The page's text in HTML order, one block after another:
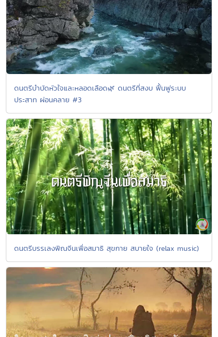
ดนตรีบำบัดหัวใจและหลอดเลือด🌿 ดนตรีที่สงบ ฟื้นฟูระบบ
ประสาท ผ่อนคลาย #3
ดนตรีบรรเลงพิณจีนเพื่อสมาธิ สุขกาย สบายใจ (relax music)